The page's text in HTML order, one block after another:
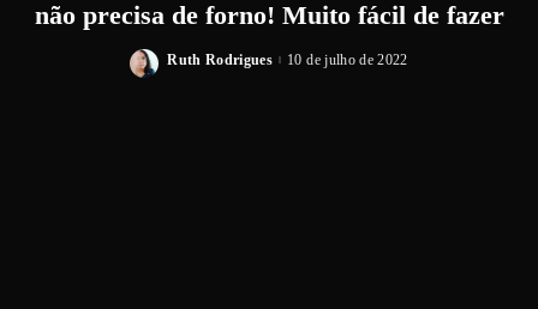
não precisa de forno! Muito fácil de fazer
Ruth Rodrigues 10 de julho de 2022